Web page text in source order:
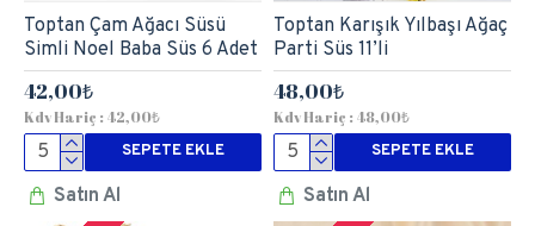
Toptan Çam Ağacı Süsü
Simli Noel Baba Süs 6 Adet
42,00₺
Kdv Hariç : 42,00₺
SEPETE EKLE
Satın Al
Toptan Karışık Yılbaşı Ağaç
Parti Süs 11’li
48,00₺
Kdv Hariç : 48,00₺
SEPETE EKLE
Satın Al